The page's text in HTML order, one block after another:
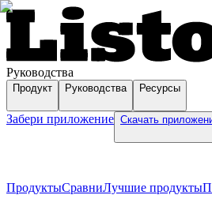
Руководства
Продукт Руководства Ресурсы
Забери приложение Скачать
ПродуктыСравниЛучшие продукты